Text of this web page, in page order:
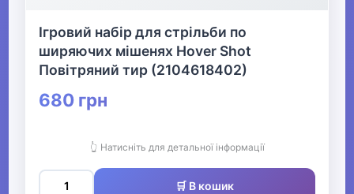
Ігровий набір для стрільби по
ширяючих мішенях Hover Shot
Повітряний тир (2104618402)
680 грн
👆 Натисніть для детальної інформації
🛒 В кошик